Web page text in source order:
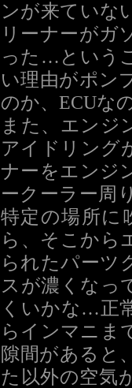
ンが来ていな
リーナーがガ
った…という
い理由がポン
のか、ECUな
また、エンジ
アイドリング
ナーをエンジ
ークーラー周
特定の場所に
ら、そこから
られたパーツ
スが濃くなっ
くいかな…正
らインマニま
隙間があると
た以外の空気